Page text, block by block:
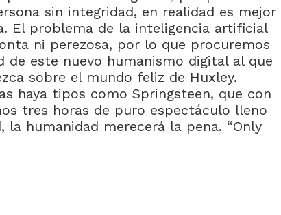
sin integridad, en realidad es mejor
El problema de la inteligencia artificial
ni perezosa, por lo que procuremos
este nuevo humanismo digital al que
sobre el mundo feliz de Huxley.
haya tipos como Springsteen, que con
tres horas de puro espectáculo lleno
la humanidad merecerá la pena. “Only